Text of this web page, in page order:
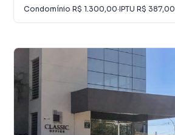
Condomínio R$ 1.300,00·IPTU R$ 387,00